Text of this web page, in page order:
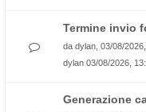
Termine invio
da dylan , 03/08/
dylan 03/08/2026,
Generazione